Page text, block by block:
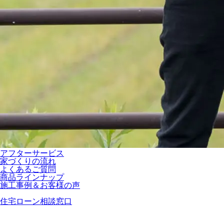
アフターサービス
家づくりの流れ
よくあるご質問
商品ラインナップ
施工事例＆お客様の声
住宅ローン相談窓口